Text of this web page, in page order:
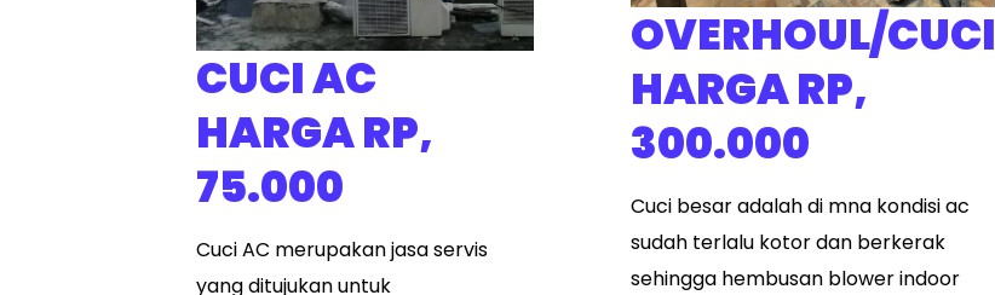
CUCI AC
HARGA RP,
75.000
Cuci AC merupakan jasa servis
yang ditujukan untuk
OVERHOUL/CUCI
HARGA RP,
300.000
Cuci besar adalah di mna kondisi ac
sudah terlalu kotor dan berkerak
sehingga hembusan blower indoor